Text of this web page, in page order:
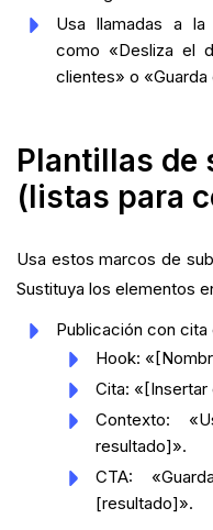
Usa llamadas a
como «Desliza el
clientes» o
Plantillas de
(listas para
Usa estos marcos de
Sustituya los elementos
Publicación con cita
Hook:
Cita: «[Insertar
Contexto:
resultado]».
CTA:
[resultado]».